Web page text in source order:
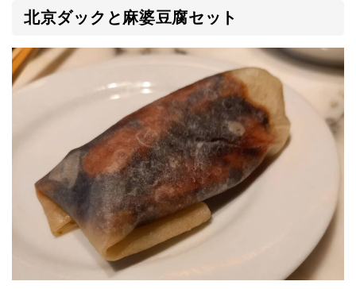
北京ダックと麻婆豆腐セット